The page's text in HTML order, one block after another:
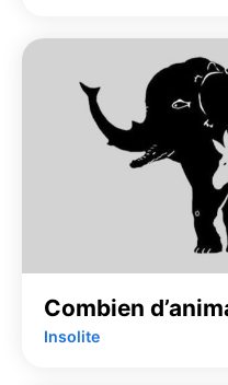
Combien
Insolite